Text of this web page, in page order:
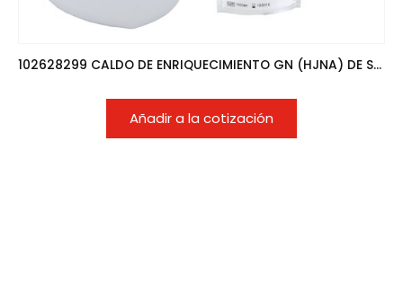
102628299 CALDO DE ENRIQUECIMIENTO GN (HJNA) DE SHIGUELLA
Añadir a la cotización